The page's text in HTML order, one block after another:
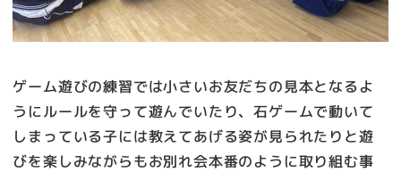
ゲーム遊びの練習では小さいお友だちの見本となるよ
うにルールを守って遊んでいたり、石ゲームで動いて
しまっている子には教えてあげる姿が見られたりと遊
びを楽しみながらもお別れ会本番のように取り組む事